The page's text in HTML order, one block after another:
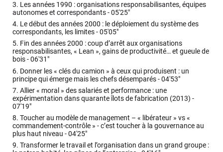
3. Les années 1990 : organisations responsabilisantes, équipes
autonomes et correspondants -05'25"
4. Le début des années 2000 : le déploiement du système des
correspondants, les limites -05'05"
5. Fin des années 2000 : coup d’arrêt aux organisations
responsabilisantes, « Lean », gains de productivité… et gueule de
bois -06'31"
6. Donner les « clés du camion » à ceux qui produisent : un
principe qui émerge mais les chefs désemparés -04'53"
7. Allier « moral » des salariés et performance : une
expérimentation dans quarante îlots de fabrication (2013) -
07'19"
8. Toucher au modèle de management – « libérateur » vs «
commandement-contrôle » - c’est toucher à la gouvernance au
plus haut niveau -04'25"
9. Transformer le travail et l’organisation dans un grand groupe :